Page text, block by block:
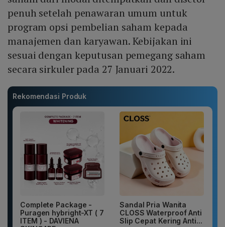
penuh setelah penawaran umum untuk
program opsi pembelian saham kepada
manajemen dan karyawan. Kebijakan ini
sesuai dengan keputusan pemegang saham
secara sirkuler pada 27 Januari 2022.
Rekomendasi Produk
Complete Package -
Puragen hybright-XT ( 7
ITEM ) - DAVIENA
Sandal Pria Wanita
CLOSS Waterproof Anti
Slip Cepat Kering Anti...